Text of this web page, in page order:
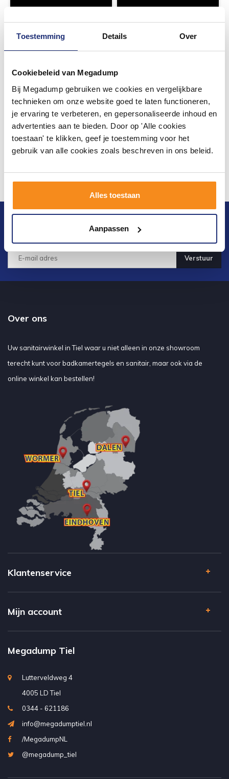
Toestemming Details Over
Cookiebeleid van Megadump
Bij Megadump gebruiken we cookies en vergelijkbare
technieken om onze website goed te laten functioneren,
je ervaring te verbeteren, en gepersonaliseerde inhoud en
advertenties aan te bieden. Door op 'Alle cookies
toestaan' te klikken, geef je toestemming voor het
gebruik van alle cookies zoals beschreven in ons beleid.
Alles toestaan
Aanpassen
Verstuur
Over ons
Uw sanitairwinkel in Tiel waar u niet alleen in onze showroom
terecht kunt voor badkamertegels en sanitair, maar ook via de
online winkel kan bestellen!
Klantenservice
Mijn account
Megadump Tiel
Lutterveldweg 4
4005 LD Tiel
0344 - 621186
info@megadumptiel.nl
/MegadumpNL
@megadump_tiel